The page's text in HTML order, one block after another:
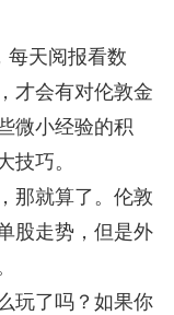
每天阅报看数
才会有对伦敦金
微小经验的积
巧。
那就算了。伦敦
股走势，但是外
玩了吗？如果你